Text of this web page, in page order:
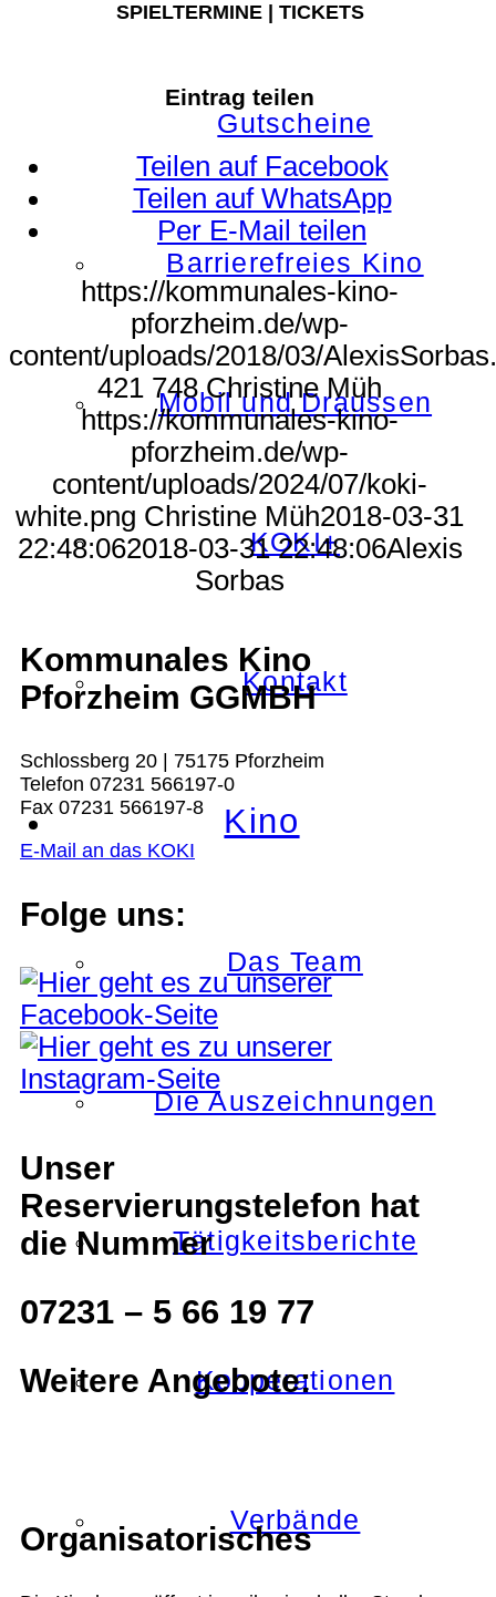
Gutscheine
Barrierefreies Kino
Mobil und Draussen
KOKI+
Kontakt
Kino
Das Team
Die Auszeichnungen
Tätigkeitsberichte
Kooperationen
Verbände
SPIELTERMINE | TICKETS
Eintrag teilen
Teilen auf Facebook
Teilen auf WhatsApp
Per E-Mail teilen
https://kommunales-kino-
pforzheim.de/wp-
content/uploads/2018/03/
421 748 Christine Müh
https://kommunales-kino-
pforzheim.de/wp-
content/uploads/2024/07/koki-
white.png Christine Müh2018-03-31
22:48:062018-03-31 22:48:06Alexis
Sorbas
Kommunales Kino
Pforzheim GGMBH
Schlossberg 20 | 75175 Pforzheim
Telefon 07231 566197-0
Fax 07231 566197-8
E-Mail an das KOKI
Folge uns:
Unser
Reservierungstelefon hat
die Nummer
07231 – 5 66 19 77
Weitere Angebote:
Organisatorisches